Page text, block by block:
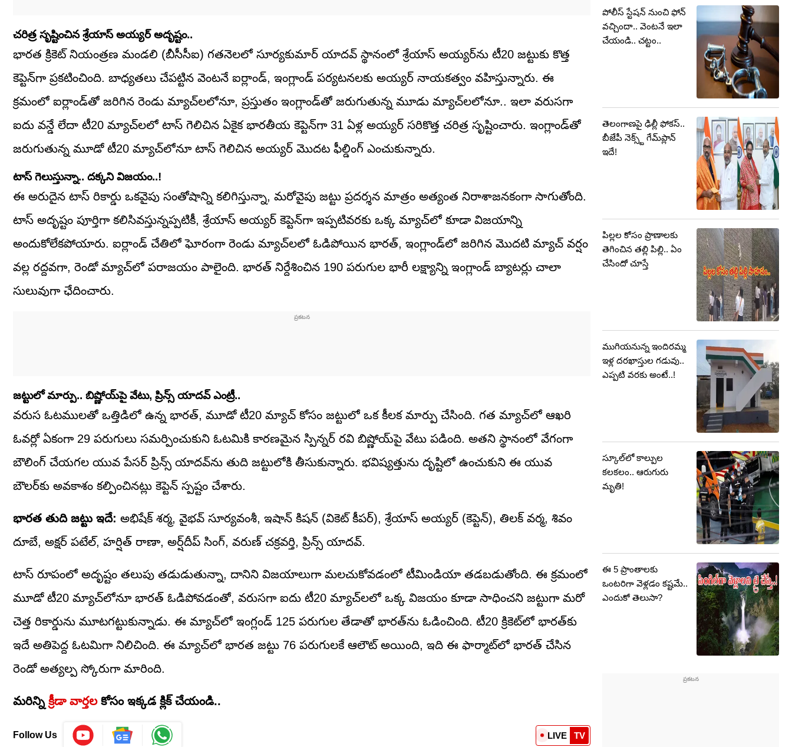
చరిత్ర సృష్టించిన శ్రేయాస్ అయ్యర్ అదృష్టం..
భారత క్రికెట్ నియంత్రణ మండలి (బీసీసీఐ) గతనెలలో సూర్యకుమార్ యాదవ్ స్థానంలో శ్రేయాస్ అయ్యర్‌ను టీ20 జట్టుకు కొత్త
కెప్టెన్‌గా ప్రకటించింది. బాధ్యతలు చేపట్టిన వెంటనే ఐర్లాండ్, ఇంగ్లాండ్ పర్యటనలకు అయ్యర్ నాయకత్వం వహిస్తున్నారు. ఈ
క్రమంలో ఐర్లాండ్‌తో జరిగిన రెండు మ్యాచ్‌లలోనూ, ప్రస్తుతం ఇంగ్లాండ్‌తో జరుగుతున్న మూడు మ్యాచ్‌లలోనూ.. ఇలా వరుసగా
ఐదు వన్డే లేదా టీ20 మ్యాచ్‌లలో టాస్ గెలిచిన ఏకైక భారతీయ కెప్టెన్‌గా 31 ఏళ్ల అయ్యర్ సరికొత్త చరిత్ర సృష్టించారు. ఇంగ్లాండ్‌తో
జరుగుతున్న మూడో టీ20 మ్యాచ్‌లోనూ టాస్ గెలిచిన అయ్యర్ మొదట ఫీల్డింగ్ ఎంచుకున్నారు.
టాస్ గెలుస్తున్నా.. దక్కని విజయం..!
ఈ అరుదైన టాస్ రికార్డు ఒకవైపు సంతోషాన్ని కలిగిస్తున్నా, మరోవైపు జట్టు ప్రదర్శన మాత్రం అత్యంత నిరాశాజనకంగా సాగుతోంది.
టాస్ అదృష్టం పూర్తిగా కలిసివస్తున్నప్పటికీ, శ్రేయాస్ అయ్యర్ కెప్టెన్‌గా ఇప్పటివరకు ఒక్క మ్యాచ్‌లో కూడా విజయాన్ని
అందుకోలేకపోయారు. ఐర్లాండ్ చేతిలో ఘోరంగా రెండు మ్యాచ్‌లలో ఓడిపోయిన భారత్, ఇంగ్లాండ్‌లో జరిగిన మొదటి మ్యాచ్ వర్షం
వల్ల రద్దవగా, రెండో మ్యాచ్‌లో పరాజయం పాలైంది. భారత్ నిర్దేశించిన 190 పరుగుల భారీ లక్ష్యాన్ని ఇంగ్లాండ్ బ్యాటర్లు చాలా
సులువుగా ఛేదించారు.
జట్టులో మార్పు.. బిష్ణోయ్‌పై వేటు, ప్రిన్స్ యాదవ్ ఎంట్రీ..
వరుస ఓటములతో ఒత్తిడిలో ఉన్న భారత్, మూడో టీ20 మ్యాచ్ కోసం జట్టులో ఒక కీలక మార్పు చేసింది. గత మ్యాచ్‌లో ఆఖరి
ఓవర్లో ఏకంగా 29 పరుగులు సమర్పించుకుని ఓటమికి కారణమైన స్పిన్నర్ రవి బిష్ణోయ్‌పై వేటు పడింది. అతని స్థానంలో వేగంగా
బౌలింగ్ చేయగల యువ పేసర్ ప్రిన్స్ యాదవ్‌ను తుది జట్టులోకి తీసుకున్నారు. భవిష్యత్తును దృష్టిలో ఉంచుకుని ఈ యువ
బౌలర్‌కు అవకాశం కల్పించినట్లు కెప్టెన్ స్పష్టం చేశారు.
భారత తుది జట్టు ఇదే: అభిషేక్ శర్మ, వైభవ్ సూర్యవంశీ, ఇషాన్ కిషన్ (వికెట్ కీపర్), శ్రేయాస్ అయ్యర్ (కెప్టెన్), తిలక్ వర్మ, శివం
దూబే, అక్షర్ పటేల్, హర్షిత్ రాణా, అర్ష్‌దీప్ సింగ్, వరుణ్ చక్రవర్తి, ప్రిన్స్ యాదవ్.
టాస్ రూపంలో అదృష్టం తలుపు తడుడుతున్నా, దానిని విజయాలుగా మలచుకోవడంలో టీమిండియా తడబడుతోంది. ఈ క్రమంలో
మూడో టీ20 మ్యాచ్‌లోనూ భారత్ ఓడిపోవడంతో, వరుసగా ఐదు టీ20 మ్యాచ్‌లలో ఒక్క విజయం కూడా సాధించని జట్టుగా మరో
చెత్త రికార్డును మూటగట్టుకున్నాడు. ఈ మ్యాచ్‌లో ఇంగ్లండ్ 125 పరుగుల తేడాతో భారత్‌ను ఓడించింది. టీ20 క్రికెట్‌లో భారత్‌కు
ఇదే అతిపెద్ద ఓటమిగా నిలిచింది. ఈ మ్యాచ్‌లో భారత జట్టు 76 పరుగులకే ఆలౌట్ అయింది, ఇది ఈ ఫార్మాట్‌లో భారత్ చేసిన
రెండో అత్యల్ప స్కోరుగా మారింది.
మరిన్ని క్రీడా వార్తలకోసం ఇక్కడ క్లిక్ చేయండి..
Follow Us LIVE TV
పోలీస్ స్టేషన్ నుంచి ఫోన్
వచ్చిందా.. వెంటనే ఇలా
చేయండి.. చట్టం..
తెలంగాణపై ఢిల్లీ ఫోకస్‌..
బీజేపీ నెక్స్ట్‌ గేమ్‌ప్లాన్‌
ఇదే!
పిల్లల కోసం ప్రాణాలకు
తెగించిన తల్లి పిల్లి.. ఏం
చేసిందో చూస్తే
ముగియనున్న ఇందిరమ్మ
ఇళ్ల దరఖాస్తుల గడువు..
ఎప్పటి వరకు అంటే..!
స్కూల్‌లో కాల్పుల
కలకలం.. ఆరుగురు
మృతి!
ఈ 5 ప్రాంతాలకు
ఒంటరిగా వెళ్లడం కష్టమే..
ఎందుకో తెలుసా?